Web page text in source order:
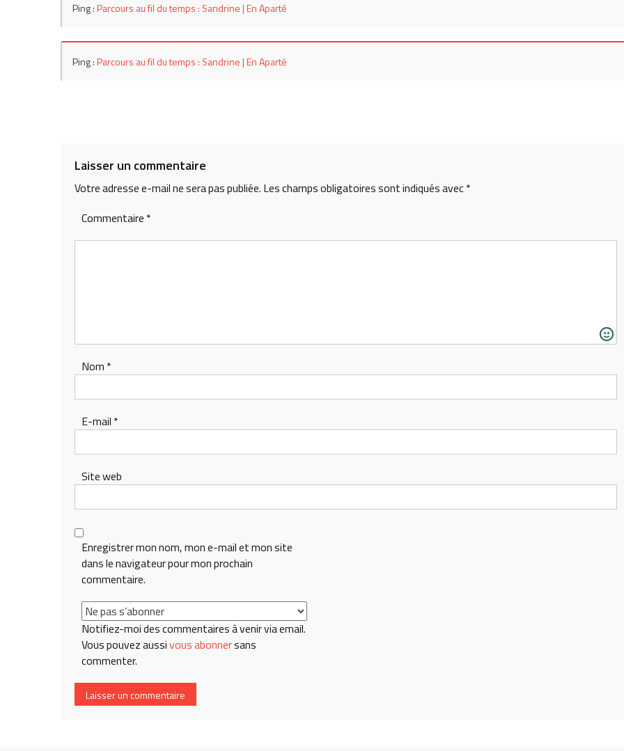
Ping :Parcours au fil du temps : Sandrine | En Aparté
Ping :Parcours au fil du temps : Sandrine | En Aparté
Laisser un commentaire
Votre adresse e-mail ne sera pas publiée. Les champs obligatoires sont indiqués avec*
Commentaire *
Nom *
E-mail *
Site web
Enregistrer mon nom, mon e-mail et mon site
dans le navigateur pour mon prochain
commentaire.
Notifiez-moi des commentaires à venir via email.
Vous pouvez aussivous abonnersans
commenter.